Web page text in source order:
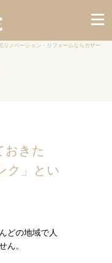
ノベーション・リフォームならカザー
おきた
ク」とい
どの地域で人
ん。